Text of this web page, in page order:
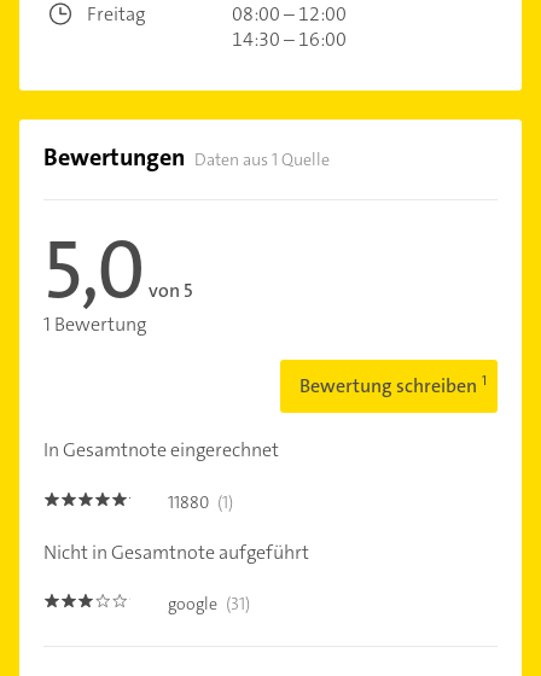
Freitag
08:00 – 12:00
14:30 – 16:00
Bewertungen Daten aus 1 Quelle
5,0 von 5
1 Bewertung
Bewertung schreiben
In Gesamtnote eingerechnet
5.0 11880 (1)
Nicht in Gesamtnote aufgeführt
3.0 google (31)